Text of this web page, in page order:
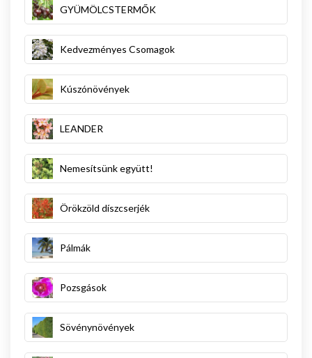
GYÜMÖLCSTERMŐK
Kedvezményes Csomagok
Kúszónövények
LEANDER
Nemesítsünk együtt!
Örökzöld díszcserjék
Pálmák
Pozsgások
Sövénynövények